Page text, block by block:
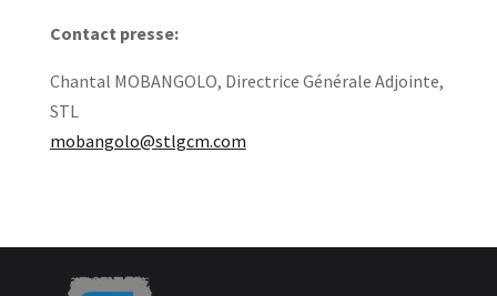
Contact presse:
Chantal MOBANGOLO, Directrice Générale Adjointe,
STL
mobangolo@stlgcm.com